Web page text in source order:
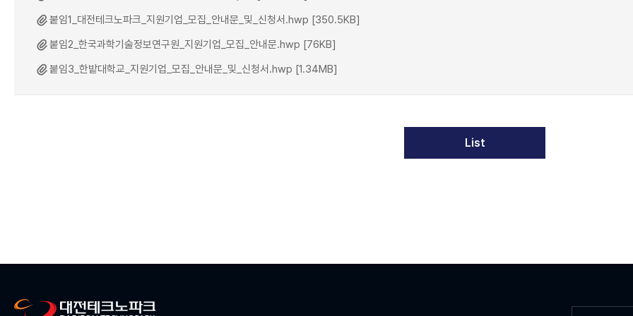
붙임1_대전테크노파크_지원기업_모집_안내문_및_신청서.hwp [350.5KB]
붙임2_한국과학기술정보연구원_지원기업_모집_안내문.hwp [76KB]
붙임3_한밭대학교_지원기업_모집_안내문_및_신청서.hwp [1.34MB]
List